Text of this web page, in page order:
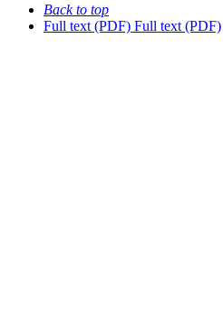
Back to top
Full text (PDF) Full text (PDF)